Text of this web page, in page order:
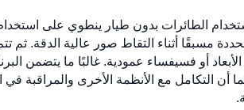
أثناء التقاط صور عالية الدقة. ثم
الأبعاد أو فسيفساء عمودية. غالبًا ما
التكامل مع الأنظمة الأخرى والمراقبة في